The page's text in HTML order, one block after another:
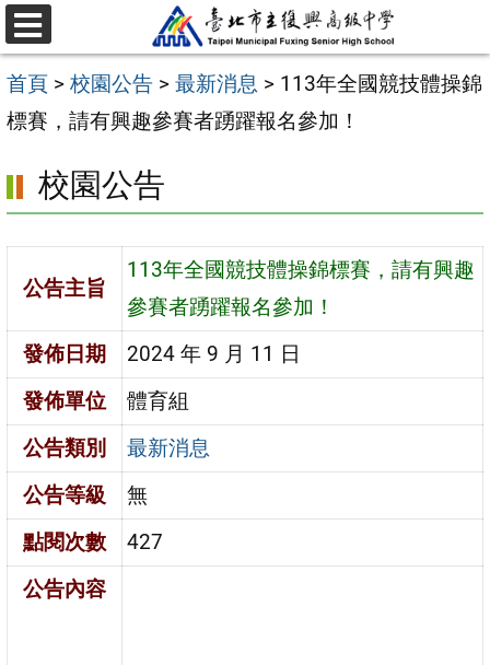
跳
至
主
要
容
區
選
單
首頁 > 校園公告 > 最新消息 > 113年全國競技體操錦
標賽，請有興趣參賽者踴躍報名參加！
校園公告
公告主旨
113年全國競技體操錦標賽，請有興趣
參賽者踴躍報名參加！
發佈日期
2024 年 9 月 11 日
發佈單位
體育組
公告類別
最新消息
公告等級
無
點閱次數
427
公告內容